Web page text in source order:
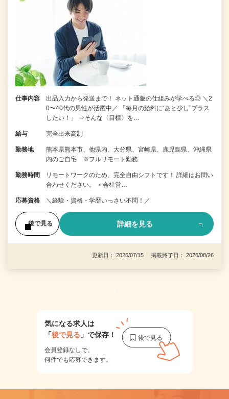
仕事内容
出品入力から発送まで！ ネット通販の仕組みが学べる◎ ＼2
0〜40代の男性が活躍中／ 「毎月の給料に“あと少し”プラス
したい！」 ⇒そんな〈目標〉を…
給与 完全出来高制
勤務地
熊本県熊本市、他県内、大分県、宮崎県、鹿児島県、沖縄県
内のご自宅 ※フルリモート勤務
勤務時間
リモートワークのため、完全自由シフトです！ 詳細はお問い
合わせください。 ＜会社営…
応募資格 ＼経験・資格・学歴いっさい不問！／
後で見る 詳細を見る
更新日： 2026/07/15 掲載終了日： 2026/08/26
1
気になる求人は
「後で見る 」で保存！
会員登録なしで、
何件でも応募できます。